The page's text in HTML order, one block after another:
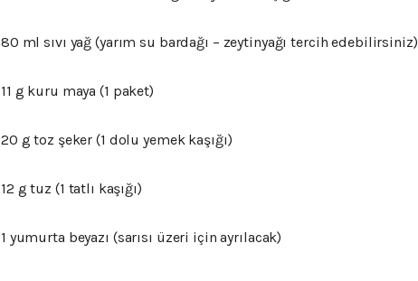
80 mlsıvı yağ (yarımsu bardağı – zeytinyağıtercihedebilirsiniz)
11 g kuru maya (1 paket)
20 gtoz şeker (1 doluyemek kaşığı)
12 gtuz (1 tatlı kaşığı)
1 yumurta beyazı (sarısı üzeri içinayrılacak)